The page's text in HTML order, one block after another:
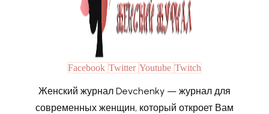
Facebook Twitter Youtube Twitch
Женский журнал Devchenky — журнал для
современных женщин, который откроет Вам